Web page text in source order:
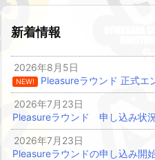
新着情報
2026年8月5日
NEW!
Pleasureラウンド 正式エ
2026年7月23日
Pleasureラウンド 申し込み状況
2026年7月23日
Pleasureラウンドの申し込み開